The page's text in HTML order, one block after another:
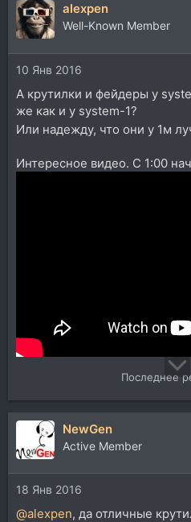
alexpen
Well-Known Member
10 Янв 2016
А крутилки и фейдеры у
же как и у system-1?
Или надежду, что они у 1м
Интересное видео. С 1:00
Последнее
NewGen
Active Member
18 Янв 2016
@alexpen, да отличные